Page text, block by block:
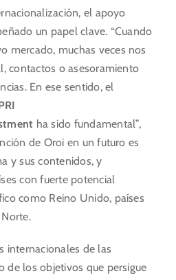
el apoyo
un papel clave. “Cuando
mercado, muchas veces nos
contactos o asesoramiento
En ese sentido, el
ha sido fundamental”,
de Oroi en un futuro es
y sus contenidos, y
con fuerte potencial
como Reino Unido, países
internacionales de las
de los objetivos que persigue